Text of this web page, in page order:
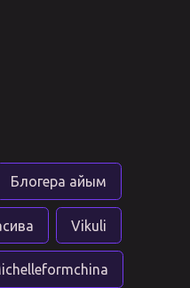
Блогера айым
Vikuli